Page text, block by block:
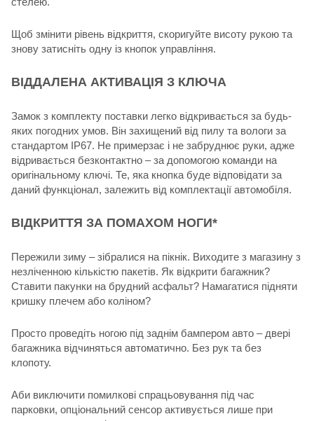
Щоб змінити рівень відкриття, скоригуйте висоту рукою та
знову затисніть одну із кнопок управління.
ВІДДАЛЕНА АКТИВАЦІЯ З КЛЮЧА
Замок з комплекту поставки легко відкривається за будь-
яких погодних умов. Він захищений від пилу та вологи за
стандартом IP67. Не примерзає і не забруднює руки, адже
відривається безконтактно – за допомогою команди на
оригінальному ключі. Те, яка кнопка буде відповідати за
даний функціонал, залежить від комплектації автомобіля.
ВІДКРИТТЯ ЗА ПОМАХОМ НОГИ*
Пережили зиму – зібралися на пікнік. Виходите з магазину з
незліченною кількістю пакетів. Як відкрити багажник?
Ставити пакунки на брудний асфальт? Намагатися підняти
кришку плечем або коліном?
Просто проведіть ногою під заднім бампером авто – двері
багажника відчиняться автоматично. Без рук та без
клопоту.
Аби виключити помилкові спрацьовування під час
парковки, опціональний сенсор активується лише при